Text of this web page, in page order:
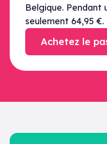
Belgique. Pendant
seulement 64,95 €.
Achetez le